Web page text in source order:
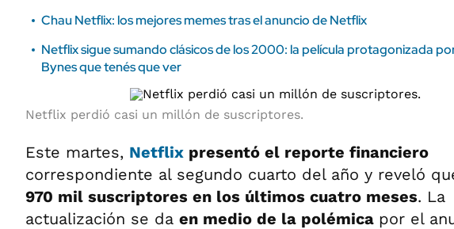
Chau Netflix: los mejores memes tras el anuncio de Netflix
Netflix sigue sumando clásicos de los 2000: la película protagonizada
Bynes que tenés que ver
Netflix perdió casi un millón de suscriptores.
Este martes, Netflix presentó el reporte financiero
correspondiente al segundo cuarto del año y reveló
970 mil suscriptores en los últimos cuatro meses. La
actualización se da en medio de la polémica por el